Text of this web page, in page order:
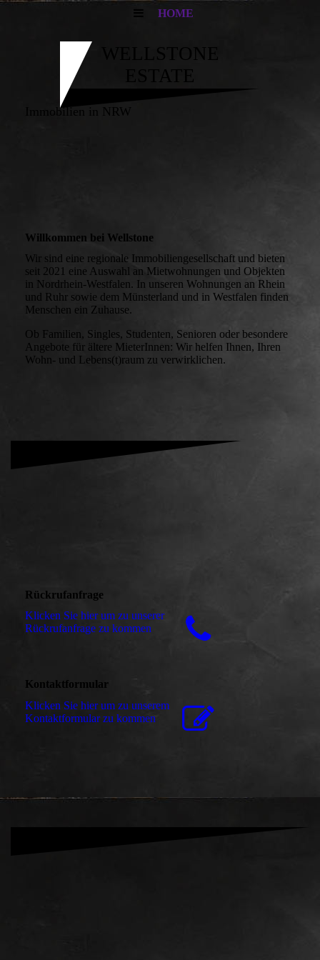
HOME
WELLSTONE
Immobilien in NRW
Willkommen bei Wellstone
Wir sind eine regionale Immobiliengesellschaft und bieten
seit 2021 eine Auswahl an Mietwohnungen und Objekten
in Nordrhein-Westfalen. In unseren Wohnungen an Rhein
und Ruhr sowie dem Münsterland und in Westfalen finden
Menschen ein Zuhause.
Ob Familien, Singles, Studenten, Senioren oder besondere
Angebote für ältere MieterInnen: Wir helfen Ihnen, Ihren
Wohn- und Lebens(t)raum zu verwirklichen.
Rückrufanfrage
Klicken Sie hier um zu unserer
Rückrufanfrage zu kommen
Kontaktformular
Klicken Sie hier um zu unserem
Kon­takt­for­mu­lar zu kommen